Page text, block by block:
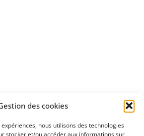
des cookies
nous utilisons des technologies
stocker et/ou accéder aux informations sur
Découvrez